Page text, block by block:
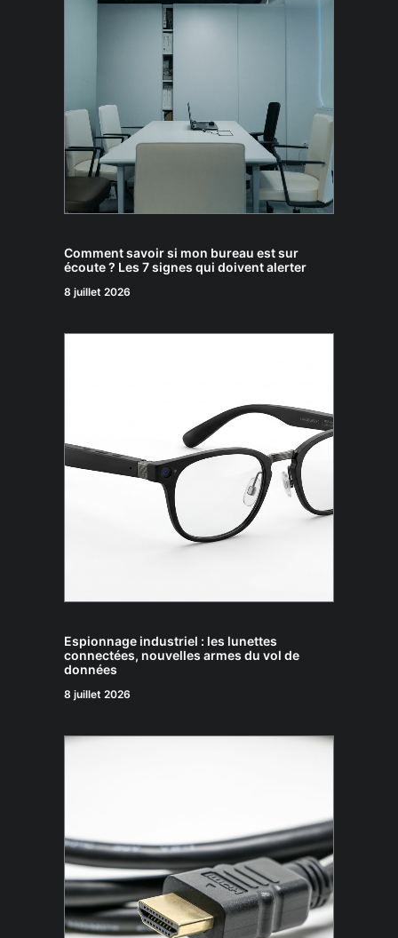
Comment savoir si mon bureau est sur
écoute ? Les 7 signes qui doivent alerter
8 juillet 2026
Espionnage industriel : les lunettes
connectées, nouvelles armes du vol de
données
8 juillet 2026